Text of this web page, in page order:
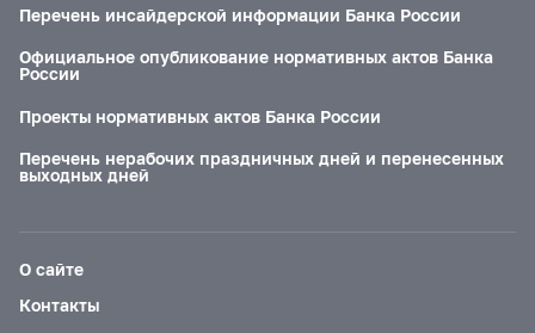
Перечень инсайдерской информации Банка России
Официальное опубликование нормативных актов Банка
России
Проекты нормативных актов Банка России
Перечень нерабочих праздничных дней и перенесенных
выходных дней
О сайте
Контакты